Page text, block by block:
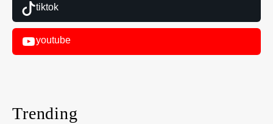
tiktok
youtube
Trending